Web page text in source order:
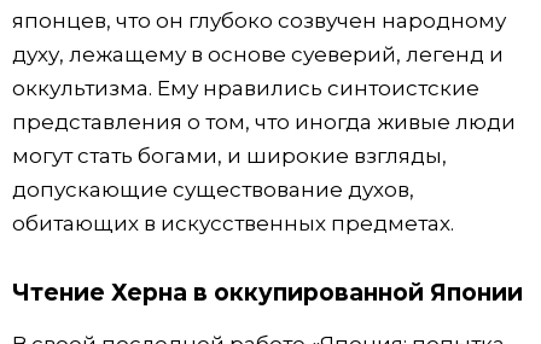
японцев, что он глубоко созвучен народному
духу, лежащему в основе суеверий, легенд и
оккультизма. Ему нравились синтоистские
представления о том, что иногда живые люди
могут стать богами, и широкие взгляды,
допускающие существование духов,
обитающих в искусственных предметах.
Чтение Херна в оккупированной Японии